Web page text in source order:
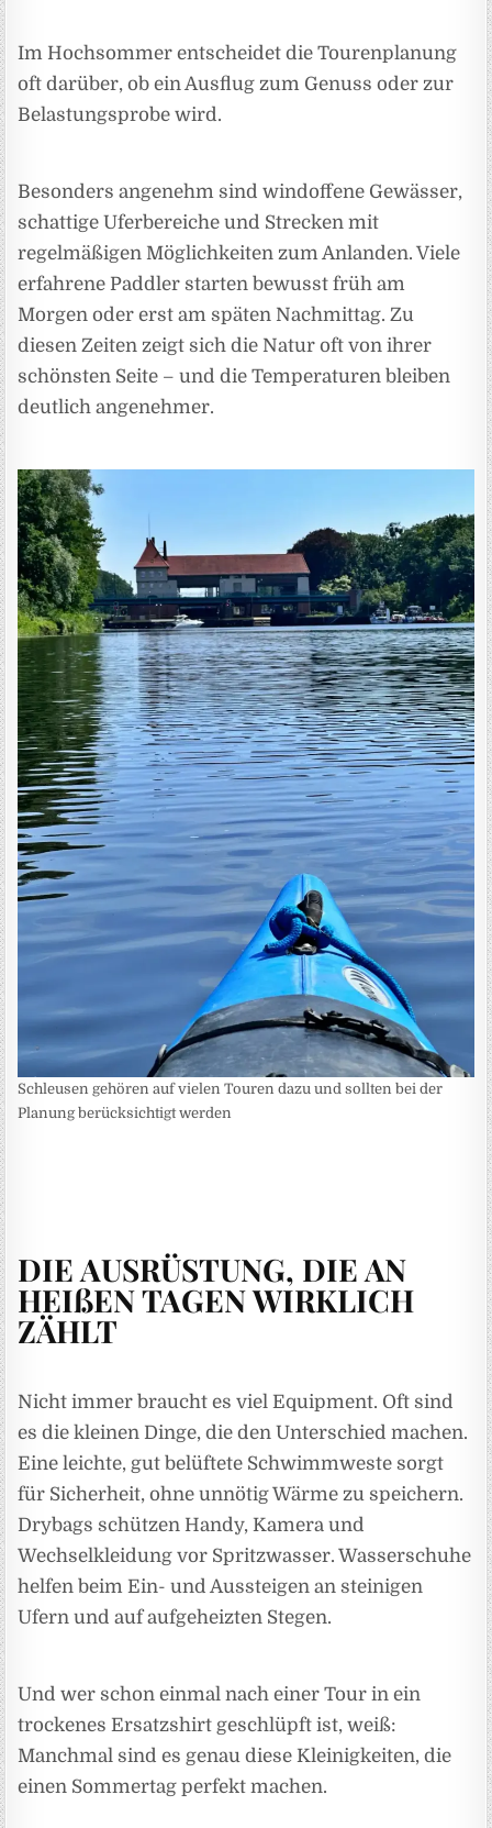
Im Hochsommer entscheidet die Tourenplanung
oft darüber, ob ein Ausflug zum Genuss oder zur
Belastungsprobe wird.
Besonders angenehm sind windoffene Gewässer,
schattige Uferbereiche und Strecken mit
regelmäßigen Möglichkeiten zum Anlanden. Viele
erfahrene Paddler starten bewusst früh am
Morgen oder erst am späten Nachmittag. Zu
diesen Zeiten zeigt sich die Natur oft von ihrer
schönsten Seite – und die Temperaturen bleiben
deutlich angenehmer.
Schleusen gehören auf vielen Touren dazu und sollten bei der
Planung berücksichtigt werden
DIE AUSRÜSTUNG, DIE AN
HEIßEN TAGEN WIRKLICH
ZÄHLT
Nicht immer braucht es viel Equipment. Oft sind
es die kleinen Dinge, die den Unterschied machen.
Eine leichte, gut belüftete Schwimmweste sorgt
für Sicherheit, ohne unnötig Wärme zu speichern.
Drybags schützen Handy, Kamera und
Wechselkleidung vor Spritzwasser. Wasserschuhe
helfen beim Ein- und Aussteigen an steinigen
Ufern und auf aufgeheizten Stegen.
Und wer schon einmal nach einer Tour in ein
trockenes Ersatzshirt geschlüpft ist, weiß:
Manchmal sind es genau diese Kleinigkeiten, die
einen Sommertag perfekt machen.